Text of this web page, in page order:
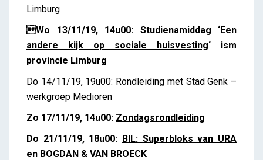
Limburg
Wo 13/11/19, 14u00: Studienamiddag ‘Een
andere kijk op sociale huisvesting‘ ism
provincie Limburg
Do 14/11/19, 19u00: Rondleiding met Stad Genk –
werkgroep Medioren
Zo 17/11/19, 14u00: Zondagsrondleiding
Do 21/11/19, 18u00: BIL: Superbloks van URA
en BOGDAN & VAN BROECK